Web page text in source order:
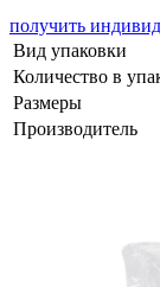
получить
Вид упаковки
Количество в
Размеры
Производитель